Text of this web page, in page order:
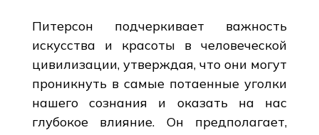
Питерсон подчеркивает важность
искусства и красоты в человеческой
цивилизации, утверждая, что они могут
проникнуть в самые потаенные уголки
нашего сознания и оказать на нас
глубокое влияние. Он предполагает,